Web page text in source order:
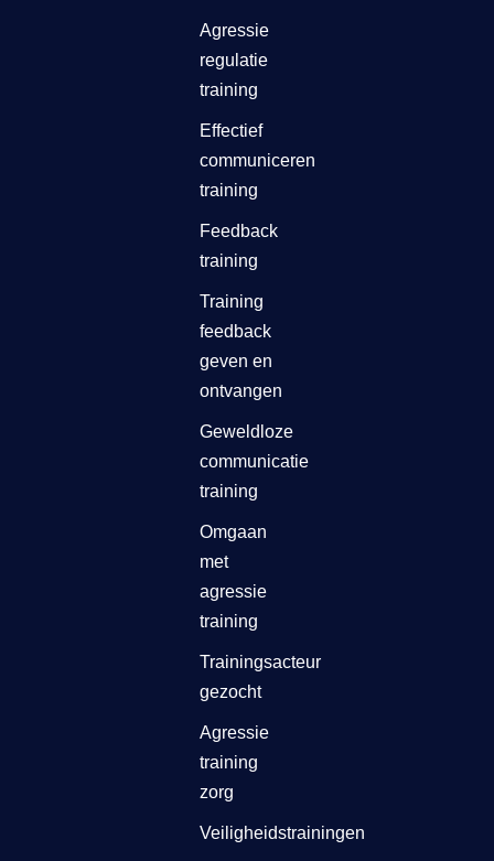
Agressie
regulatie
training
Effectief
communiceren
training
Feedback
training
Training
feedback
geven en
ontvangen
Geweldloze
communicatie
training
Omgaan
met
agressie
training
Trainingsacteur
gezocht
Agressie
training
zorg
Veiligheidstrainingen